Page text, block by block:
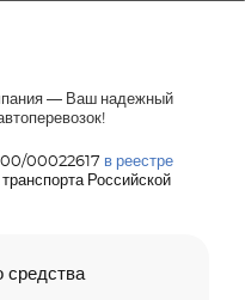
— Ваш надежный
00022617 в реестре
Российской
средства